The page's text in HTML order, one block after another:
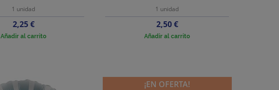
1 unidad
Precio
2,25 €
Añadir al carrito
1 unidad
Precio
2,50 €
Añadir al carrito
¡EN OFERTA!